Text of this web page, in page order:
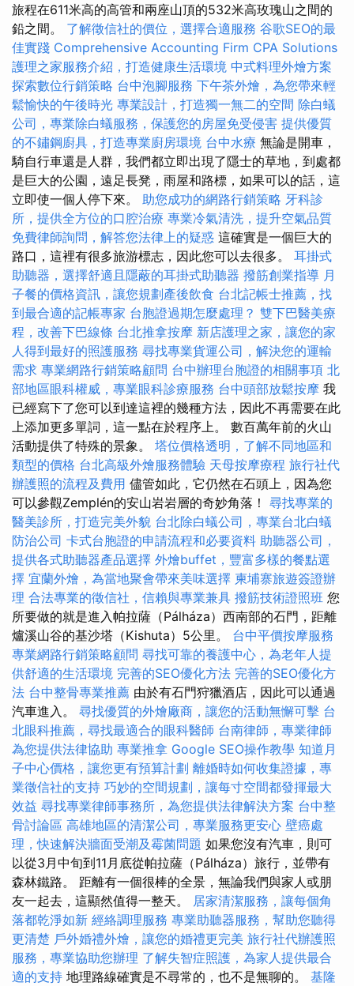
旅程在611米高的高管和兩座山頂的532米高玫瑰山之間的
鉛之間。 了解徵信社的價位，選擇合適服務 谷歌SEO的最
佳實踐 Comprehensive Accounting Firm CPA Solutions
護理之家服務介紹，打造健康生活環境 中式料理外燴方案
探索數位行銷策略 台中泡腳服務 下午茶外燴，為您帶來輕
鬆愉快的午後時光 專業設計，打造獨一無二的空間 除白蟻
公司，專業除白蟻服務，保護您的房屋免受侵害 提供優質
的不鏽鋼廚具，打造專業廚房環境 台中水療 無論是開車，
騎自行車還是人群，我們都立即出現了隱士的草地，到處都
是巨大的公園，遠足長凳，雨屋和路標，如果可以的話，這
立即使一個人停下來。 助您成功的網路行銷策略 牙科診
所，提供全方位的口腔治療 專業冷氣清洗，提升空氣品質
免費律師詢問，解答您法律上的疑惑 這確實是一個巨大的
路口，這裡有很多旅游標志，因此您可以去很多。 耳掛式
助聽器，選擇舒適且隱蔽的耳掛式助聽器 撥筋創業指導 月
子餐的價格資訊，讓您規劃產後飲食 台北記帳士推薦，找
到最合適的記帳專家 台胞證過期怎麼處理？ 雙下巴醫美療
程，改善下巴線條 台北推拿按摩 新店護理之家，讓您的家
人得到最好的照護服務 尋找專業貨運公司，解決您的運輸
需求 專業網路行銷策略顧問 台中辦理台胞證的相關事項 北
部地區眼科權威，專業眼科診療服務 台中頭部放鬆按摩 我
已經寫下了您可以到達這裡的幾種方法，因此不再需要在此
上添加更多單詞，這一點在於程序上。 數百萬年前的火山
活動提供了特殊的景象。 塔位價格透明，了解不同地區和
類型的價格 台北高級外燴服務體驗 天母按摩療程 旅行社代
辦護照的流程及費用 儘管如此，它仍然在石頭上，因為您
可以參觀Zemplén的安山岩岩層的奇妙角落！ 尋找專業的
醫美診所，打造完美外貌 台北除白蟻公司，專業台北白蟻
防治公司 卡式台胞證的申請流程和必要資料 助聽器公司，
提供各式助聽器產品選擇 外燴buffet，豐富多樣的餐點選
擇 宜蘭外燴，為當地聚會帶來美味選擇 柬埔寨旅遊簽證辦
理 合法專業的徵信社，信賴與專業兼具 撥筋技術證照班 您
所要做的就是進入帕拉薩（Pálháza）西南部的石門，距離
爐溪山谷的基沙塔（Kishuta）5公里。 台中平價按摩服務
專業網路行銷策略顧問 尋找可靠的養護中心，為老年人提
供舒適的生活環境 完善的SEO優化方法 完善的SEO優化方
法 台中整骨專業推薦 由於有石門狩獵酒店，因此可以通過
汽車進入。 尋找優質的外燴廠商，讓您的活動無懈可擊 台
北眼科推薦，尋找最適合的眼科醫師 台南律師，專業律師
為您提供法律協助 專業推拿 Google SEO操作教學 知道月
子中心價格，讓您更有預算計劃 離婚時如何收集證據，專
業徵信社的支持 巧妙的空間規劃，讓每寸空間都發揮最大
效益 尋找專業律師事務所，為您提供法律解決方案 台中整
骨討論區 高雄地區的清潔公司，專業服務更安心 壁癌處
理，快速解決牆面受潮及霉菌問題 如果您沒有汽車，則可
以從3月中旬到11月底從帕拉薩（Pálháza）旅行，並帶有
森林鐵路。 距離有一個很棒的全景，無論我們與家人或朋
友一起去，這顯然值得一整天。 居家清潔服務，讓每個角
落都乾淨如新 經絡調理服務 專業助聽器服務，幫助您聽得
更清楚 戶外婚禮外燴，讓您的婚禮更完美 旅行社代辦護照
服務，專業協助您辦理 了解失智症照護，為家人提供最合
適的支持 地理路線確實是不尋常的，也不是無聊的。 基隆